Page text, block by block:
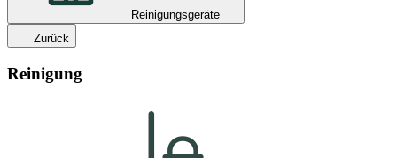
Reinigungsgeräte
Zurück
Reinigung